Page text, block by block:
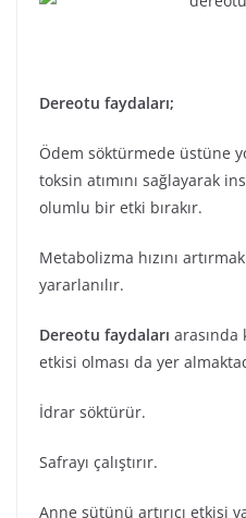
Dereotu faydaları;
Ödem söktürmede üstüne
toksin atımını sağlayarak
olumlu bir etki bırakır.
Metabolizma hızını
yararlanılır.
Dereotu faydaları arasında
etkisi olması da yer
İdrar söktürür.
Safrayı çalıştırır.
Anne sütünü artırıcı etkisi